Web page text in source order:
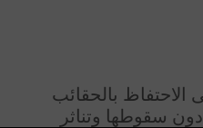
بالحقائب
سقوطها وتناثر